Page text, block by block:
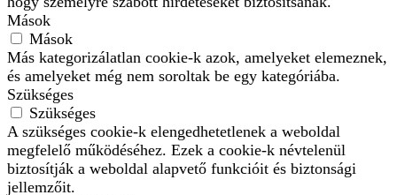
Mások
Mások
Más kategorizálatlan cookie-k azok, amelyeket elemeznek,
és amelyeket még nem soroltak be egy kategóriába.
Szükséges
Szükséges
A szükséges cookie-k elengedhetetlenek a weboldal
megfelelő működéséhez. Ezek a cookie-k névtelenül
biztosítják a weboldal alapvető funkcióit és biztonsági
jellemzőit.